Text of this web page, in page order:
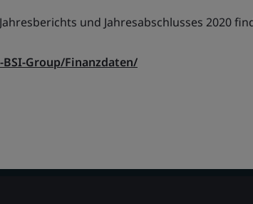
und Jahresabschlusses 2020
Group/Finanzdaten/